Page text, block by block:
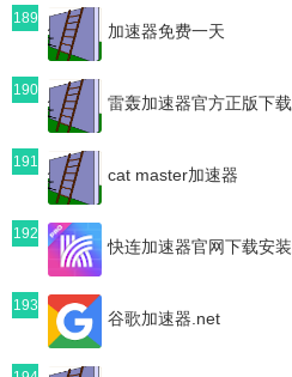
189
加速器免费一天
190
雷轰加速器官方正版下载
191
cat master加速器
192
快连加速器官网下载安装
193
谷歌加速器.net